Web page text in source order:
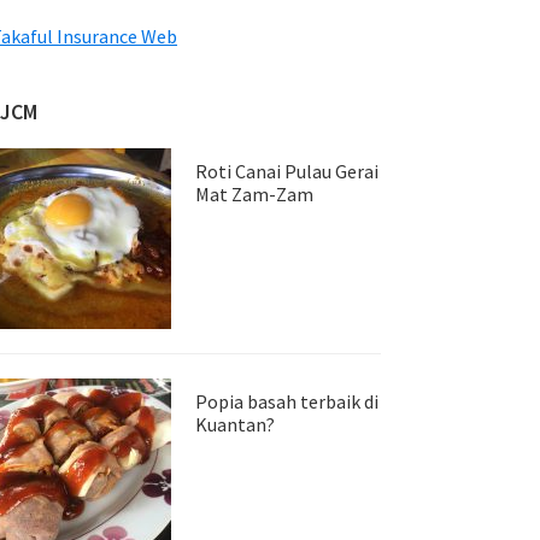
Insurance Web
Roti Canai Pulau Gerai
Mat Zam-Zam
Popia basah terbaik di
Kuantan?